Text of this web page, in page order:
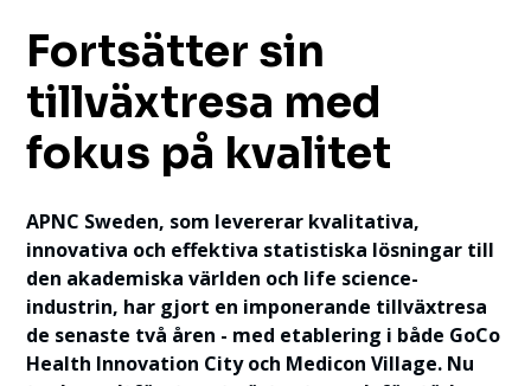
Fortsätter sin
tillväxtresa med
fokus på kvalitet
APNC Sweden, som levererar kvalitativa,
innovativa och effektiva statistiska lösningar till
den akademiska världen och life science-
industrin, har gjort en imponerande tillväxtresa
de senaste två åren - med etablering i både GoCo
Health Innovation City och Medicon Village. Nu